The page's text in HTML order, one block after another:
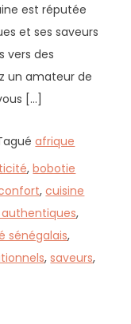
est réputée
et ses saveurs
vers des
un amateur de
[…]
afrique
,bobotie
,cuisine
,
sénégalais,
,saveurs,